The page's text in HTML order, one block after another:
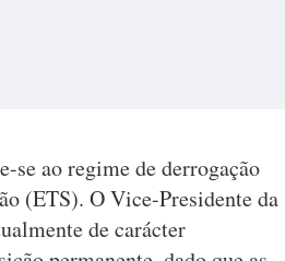
se ao regime de derrogação
(ETS). O Vice-Presidente da
de carácter